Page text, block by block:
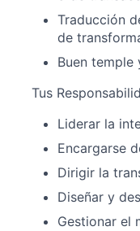
Traducción
de
Buen temple
Tus
Liderar la
Encargarse
Dirigir la
Diseñar y
Gestionar el